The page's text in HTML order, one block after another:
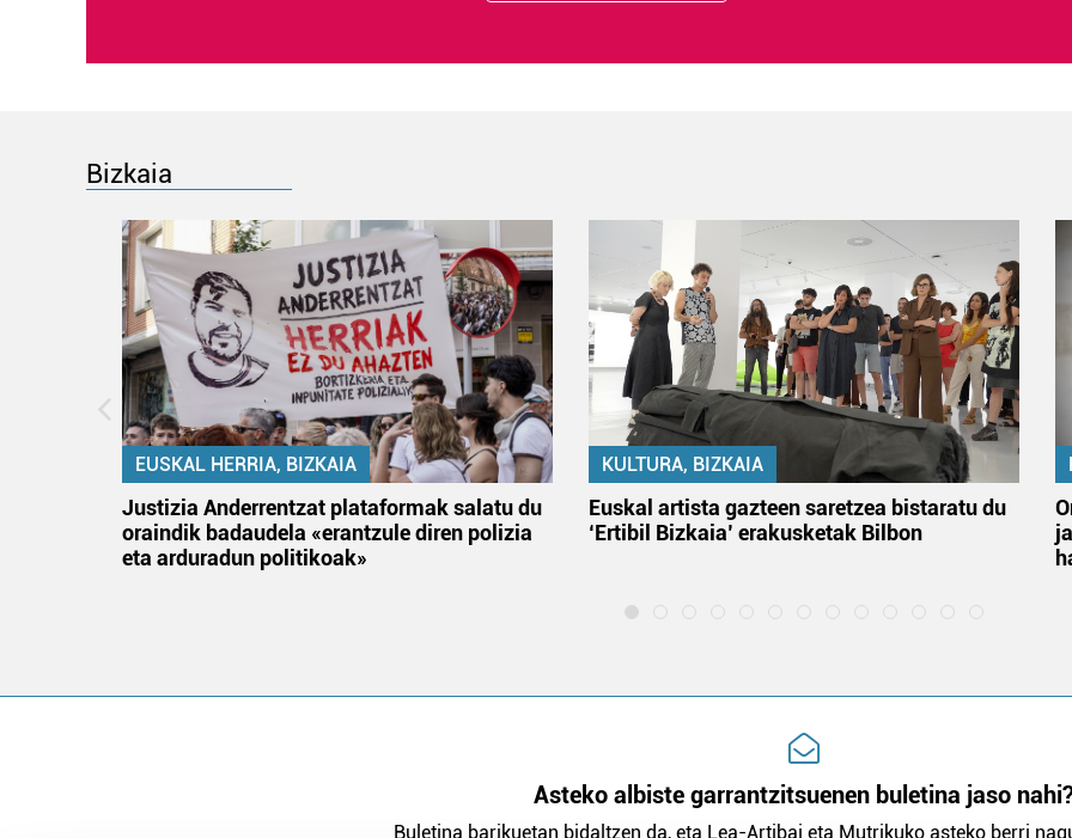
Bizkaia
EUSKAL HERRIA, BIZKAIA
Justizia Anderrentzat plataformak salatu du
oraindik badaudela «erantzule diren polizia
eta arduradun politikoak»
KULTURA, BIZKAIA
Euskal artista gazteen saretzea bistaratu du
‘Ertibil Bizkaia’ erakusketak Bilbon
Asteko albiste garrantzitsuenen buletina jaso
Buletina barikuetan bidaltzen da, eta Lea-Artibai eta Mutrikuko asteko berri